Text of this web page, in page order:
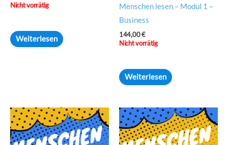
Nicht vorrätig
Weiterlesen
Menschen lesen – Modul 1 –
Business
144,00€
Nicht vorrätig
Weiterlesen